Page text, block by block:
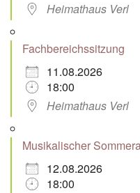
Heimathaus Verl
Fachbereichssitzung
11.08.2026
18:00
Heimathaus Verl
Musikalischer
12.08.2026
18:00